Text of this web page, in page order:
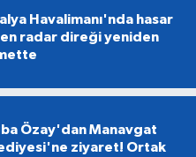
Havalimanı'nda hasar
radar direği yeniden
Özay'dan Manavgat
ziyaret! Ortak